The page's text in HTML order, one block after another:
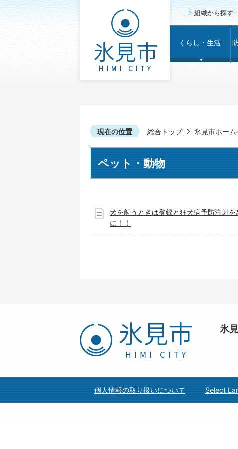
組織から探す
くらし・生活
現在の位置 総合トップ 氷見市ホー
ペット・動物
犬を飼うときは登録と狂犬病予防注射を
に！！
氷
見
市
HIMI
氷
個人情報の取り扱いについて Select